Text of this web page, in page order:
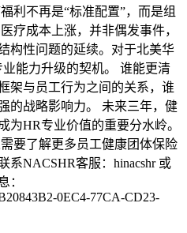
利不再是“标准配置”，而是组
疗成本上涨，并非偶发事件，
构性问题的延续。对于北美华
能力升级的契机。 谁能更清
架与员工行为之间的关系，谁
的战略影响力。 未来三年，健
为HR专业价值的重要分水岭。
解更多员工健康团体保险
系NACSHR客服：hinacshr 或
：
0EC4-77CA-CD23-